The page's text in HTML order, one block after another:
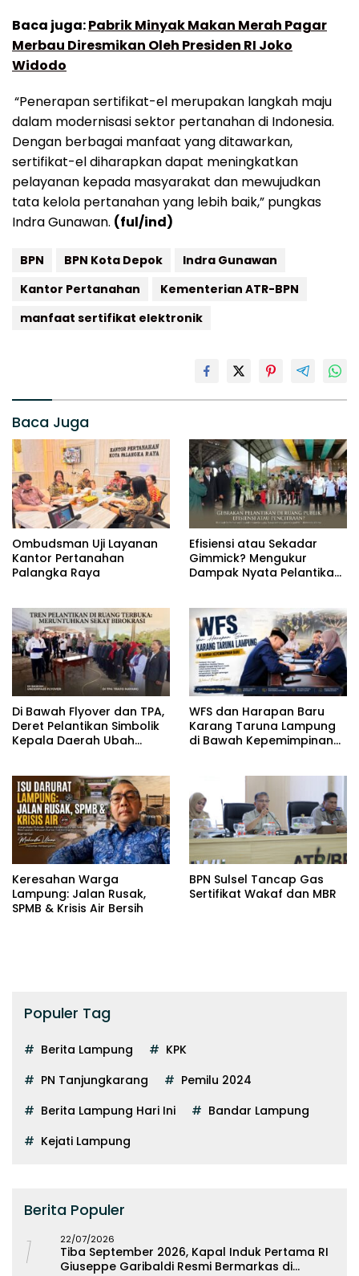
Baca juga:Pabrik Minyak Makan Merah Pagar
Merbau Diresmikan Oleh Presiden RI Joko
Widodo
“Penerapan sertifikat-el merupakan langkah maju
dalam modernisasi sektor pertanahan di Indonesia.
Dengan berbagai manfaat yang ditawarkan,
sertifikat-el diharapkan dapat meningkatkan
pelayanan kepada masyarakat dan mewujudkan
tata kelola pertanahan yang lebih baik,” pungkas
Indra Gunawan. (ful/ind)
BPN BPN Kota Depok
Indra Gunawan
Kantor Pertanahan
Kementerian ATR-BPN
manfaat sertifikat elektronik
Baca Juga
Ombudsman Uji Layanan
Kantor Pertanahan
Palangka Raya
Efisiensi atau Sekadar
Gimmick? Mengukur
Dampak Nyata Pelantikan
Di Bawah Flyover dan TPA,
Deret Pelantikan Simbolik
Kepala Daerah Ubah
WFS dan Harapan Baru
Karang Taruna Lampung
di Bawah Kepemimpinan
Keresahan Warga
Lampung: Jalan Rusak,
SPMB & Krisis Air Bersih
BPN Sulsel Tancap Gas
Sertifikat Wakaf dan MBR
Populer Tag
Berita Lampung
KPK
PN Tanjungkarang
Pemilu 2024
Berita Lampung Hari Ini
Bandar Lampung
Kejati Lampung
Berita Populer
1 22/07/2026
Tiba September 2026, Kapal Induk Pertama RI
Giuseppe Garibaldi Resmi Bermarkas di